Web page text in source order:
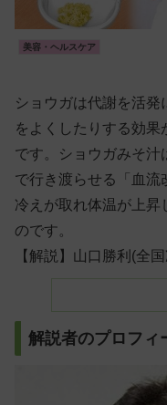
美容・ヘルスケア
ショウガは代謝を活
をよくしたりする効
です。ショウガみそ汁
で行き渡らせる「血流
冷えが取れ体温が上昇
のです。
【解説】山口勝利(全
解説者のプロフィ